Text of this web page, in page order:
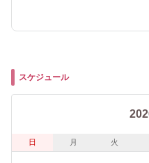
スケジュール
日 月 火